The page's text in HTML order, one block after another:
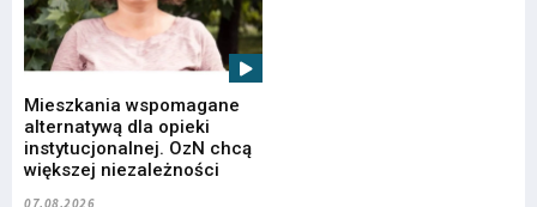
Mieszkania wspomagane
alternatywą dla opieki
instytucjonalnej. OzN chcą
większej niezależności
07.08.2026